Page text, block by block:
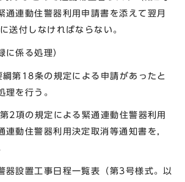
通連動住警器利用申請書を添えて翌月
送付しなければならない。
に係る処理）
第18条の規定による申請があったと
理を行う。
の規定による緊通連動住警器利用
連動住警器利用決定取消等通知書を，
設置工事日程一覧表（第3号様式。以